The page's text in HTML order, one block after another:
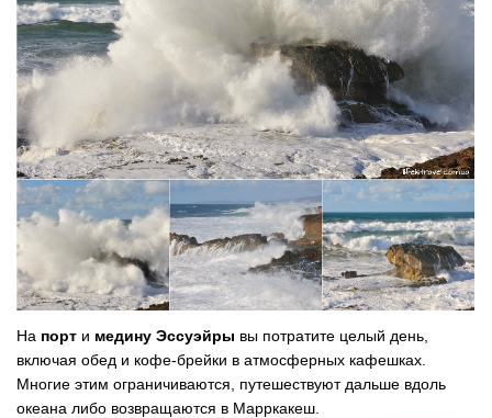
На порт и медину Эссуэйры вы потратите целый день,
включая обед и кофе-брейки в атмосферных кафешках.
Многие этим ограничиваются, путешествуют дальше вдоль
океана либо возвращаются в Марркакеш.